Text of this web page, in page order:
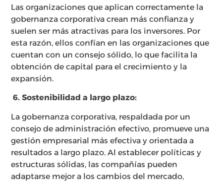
Las organizaciones que aplican correctamente la
gobernanza corporativa crean más confianza y
suelen ser más atractivas para los inversores. Por
esta razón, ellos confían en las organizaciones que
cuentan con un consejo sólido, lo que facilita la
obtención de capital para el crecimiento y la
expansión.
6.Sostenibilidad a largo plazo:
La gobernanza corporativa, respaldada por un
consejo de administración efectivo, promueve una
gestión empresarial más efectiva y orientada a
resultados a largo plazo. Al establecer políticas y
estructuras sólidas, las compañías pueden
adaptarse mejor a los cambios del mercado,